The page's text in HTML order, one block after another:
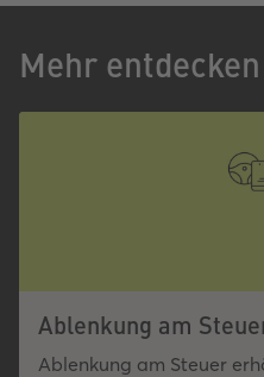
Mehr entdecken
Ablenkung am
Ablenkung am Steuer